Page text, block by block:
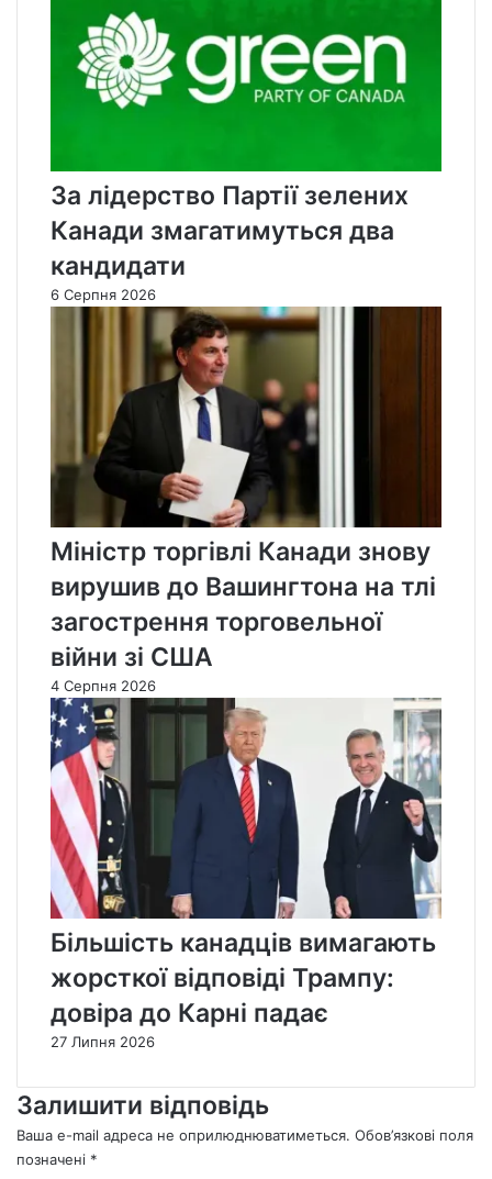
За лідерство Партії зелених
Канади змагатимуться два
кандидати
6 Серпня 2026
Міністр торгівлі Канади знову
вирушив до Вашингтона на тлі
загострення торговельної
війни зі США
4 Серпня 2026
Більшість канадців вимагають
жорсткої відповіді Трампу:
довіра до Карні падає
27 Липня 2026
Залишити відповідь
Ваша e-mail адреса не оприлюднюватиметься. Обов’язкові поля
позначені *